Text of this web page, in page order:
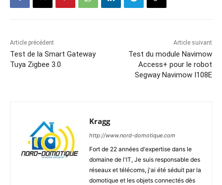
Article précédent
Test de la Smart Gateway
Tuya Zigbee 3.0
Article suivant
Test du module Navimow
Access+ pour le robot
Segway Navimow I108E
Kragg
http://www.nord-domotique.com
Fort de 22 années d'expertise dans le
domaine de l'IT, Je suis responsable des
réseaux et télécoms, j'ai été séduit par la
domotique et les objets connectés dès